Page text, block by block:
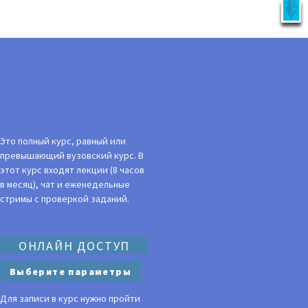
X
Это полный курс, равный или
превышающий вузовский курс. В
этот курс входят лекции (8 часов
в месяц), чат и еженедельные
стримы с проверкой заданий.
ОНЛАЙН ДОСТУП
Выберите параметры
Для записи в курс нужно пройти